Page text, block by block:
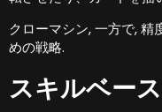
クローマシン, 一方で, 精
めの戦略.
スキルベー